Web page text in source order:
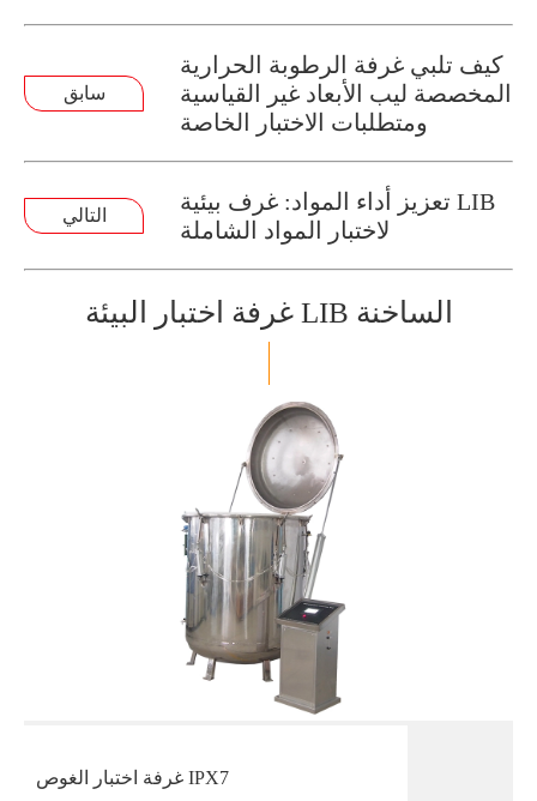
سابق
كيف تلبي غرفة الرطوبة الحرارية
المخصصة ليب الأبعاد غير القياسية
ومتطلبات الاختبار الخاصة
التالي
تعزيز أداء المواد: غرف بيئية LIB
لاختبار المواد الشاملة
غرفة اختبار البيئة LIB الساخنة
غرفة اختبار الغوص IPX7